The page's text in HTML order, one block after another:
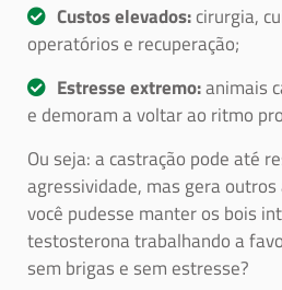
Custos elevados:cirurgia,
operatórios e recuperação;
Estresse extremo:animais
e demoram a voltar ao ritmo
Ou seja: a castração pode até
agressividade, mas gera outros
você pudesse manter os bois
testosterona trabalhando a
sem brigas e sem estresse?